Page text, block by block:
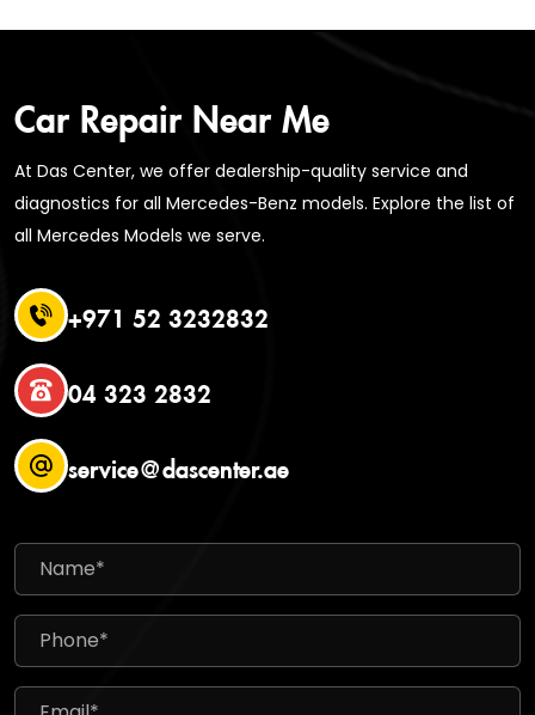
Car Repair Near Me
At Das Center, we offer dealership-quality service and
diagnostics for all Mercedes-Benz models. Explore the list of
all Mercedes Models we serve.
+971 52 3232832
04 323 2832
service@dascenter.ae